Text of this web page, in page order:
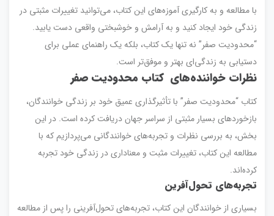
با مطالعه و به کارگیری آموزه‌های این کتاب، می‌توانید تغییرات مثبتی در
زندگی خود ایجاد کنید و به آرامش و خوشبختی واقعی دست یابید.
“محدودیت صفر” نه تنها یک کتاب، بلکه یک راهنمای عملی برای
دستیابی به زندگی‌ای بهتر و موفق‌تر است.
نظرات خواننده‌های کتاب محدودیت صفر
کتاب “محدودیت صفر” با تأثیرگذاری عمیق خود بر زندگی خوانندگان،
بازخوردهای بسیار مثبتی از سراسر جهان دریافت کرده است. در این
بخش، به بررسی نظرات و تجربه‌های خوانندگانی می‌پردازیم که با
مطالعه این کتاب، تغییرات مثبت و معناداری در زندگی خود تجربه
کرده‌اند.
تجربه‌های تحول‌آفرین
بسیاری از خوانندگان این کتاب، تجربه‌های تحول‌آفرینی را پس از مطالعه